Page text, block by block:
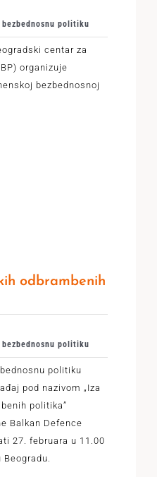
politiku
centar za
organizuje
bezbednosnoj
odbrambenih
politiku
politiku
pod nazivom „Iza
politika”
Balkan Defence
27. februara u 11.00